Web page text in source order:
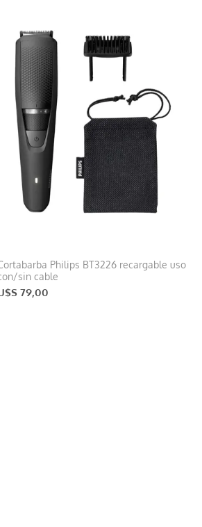
Philips BT3226 recargable uso
sin cable
79,00